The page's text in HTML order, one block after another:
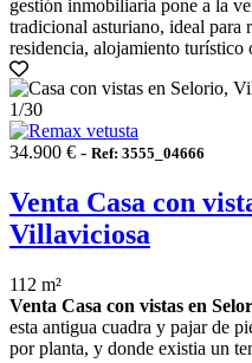
gestión inmobiliaria pone a la
tradicional asturiano, ideal para
residencia, alojamiento turístico
1/30
34.900 € - Ref: 3555_04666
Venta Casa con
Villaviciosa
112 m²
Venta Casa con vistas en
esta antigua cuadra y pajar de
por planta, y donde existia un